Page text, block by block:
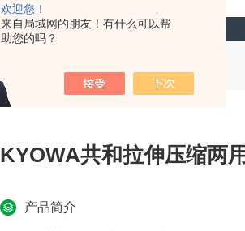
欢迎您！
来自局域网的朋友！有什么可以帮
助您的吗？
KYOWA共和拉伸压缩两
产品简介